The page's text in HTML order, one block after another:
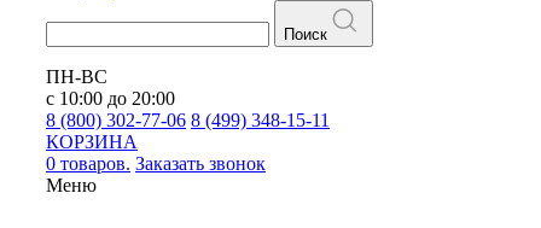
Поиск
ПН-ВС
с 10:00 до 20:00
8 (800) 302-77-06 8 (499) 348-15-11
КОРЗИНА
0 товаров. Заказать звонок
Меню